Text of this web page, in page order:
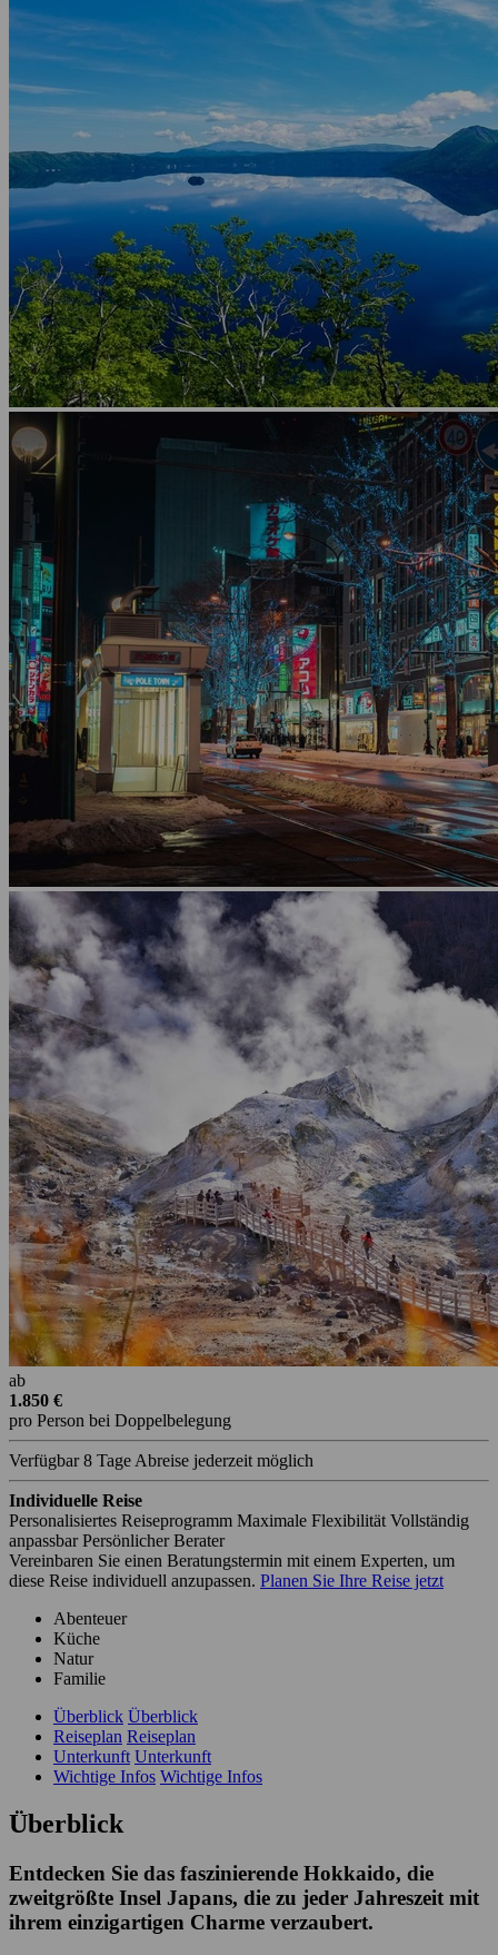
ab
1.850 €
pro Person bei Doppelbelegung
Verfügbar8 Tage Abreise jederzeit möglich
Individuelle Reise
Personalisiertes Reiseprogramm Maximale Flexibilität Vollständig
anpassbar Persönlicher Berater
Vereinbaren Sie einen Beratungstermin mit einem Experten, um
diese Reise individuell anzupassen. Planen Sie Ihre Reise jetzt
Abenteuer
Küche
Natur
Familie
Überblick Überblick
Reiseplan Reiseplan
Unterkunft Unterkunft
Wichtige Infos Wichtige Infos
Überblick
Entdecken Sie das faszinierende Hokkaido, die
zweitgrößte Insel Japans, die zu jeder Jahreszeit mit
ihrem einzigartigen Charme verzaubert.